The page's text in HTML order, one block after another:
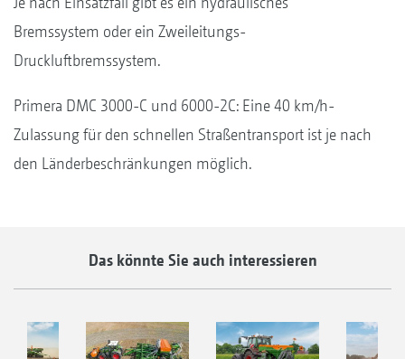
Bremssystem oder ein Zweileitungs-
Druckluftbremssystem.
Primera DMC 3000-C und 6000-2C: Eine 40 km/h-
Zulassung für den schnellen Straßentransport ist je nach
den Länderbeschränkungen möglich.
Das könnte Sie auch interessieren